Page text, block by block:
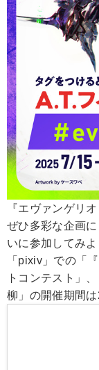
『エヴァンゲリ
ぜひ多彩な企画
いに参加してみよ
「pixiv」での「
トコンテスト」
柳」の開催期間